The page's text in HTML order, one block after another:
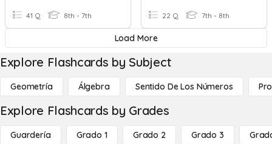
41 Q 8th - 7th 22 Q 7th - 8th
Load More
Explore Flashcards by Subject
Geometría Álgebra Sentido De Los Números
Explore Flashcards by Grades
Guardería Grado 1 Grado 2 Grado 3